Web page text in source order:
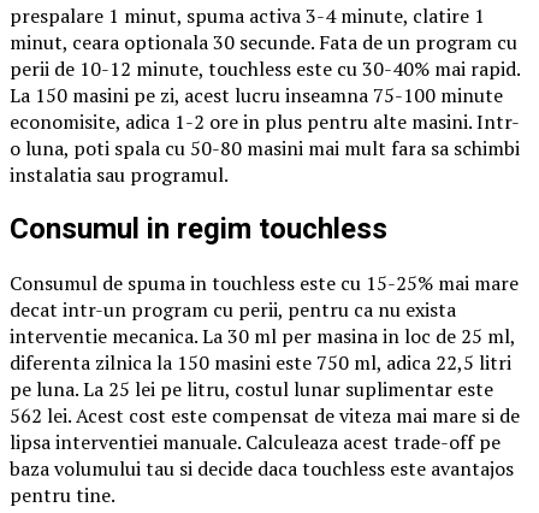
prespalare 1 minut, spuma activa 3-4 minute, clatire 1
minut, ceara optionala 30 secunde. Fata de un program cu
perii de 10-12 minute, touchless este cu 30-40% mai rapid.
La 150 masini pe zi, acest lucru inseamna 75-100 minute
economisite, adica 1-2 ore in plus pentru alte masini. Intr-
o luna, poti spala cu 50-80 masini mai mult fara sa schimbi
instalatia sau programul.
Consumul in regim touchless
Consumul de spuma in touchless este cu 15-25% mai mare
decat intr-un program cu perii, pentru ca nu exista
interventie mecanica. La 30 ml per masina in loc de 25 ml,
diferenta zilnica la 150 masini este 750 ml, adica 22,5 litri
pe luna. La 25 lei pe litru, costul lunar suplimentar este
562 lei. Acest cost este compensat de viteza mai mare si de
lipsa interventiei manuale. Calculeaza acest trade-off pe
baza volumului tau si decide daca touchless este avantajos
pentru tine.